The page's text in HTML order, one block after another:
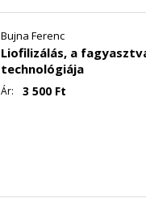
Bujna Ferenc
Liofilizálás, a
technológiája
Ár: 3 500 Ft